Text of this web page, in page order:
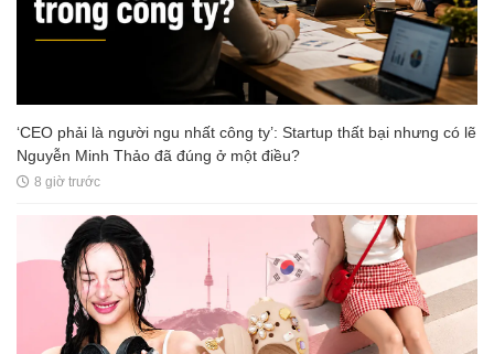
‘CEO phải là người ngu nhất công ty’: Startup thất bại nhưng có lẽ
Nguyễn Minh Thảo đã đúng ở một điều?
8 giờ trước